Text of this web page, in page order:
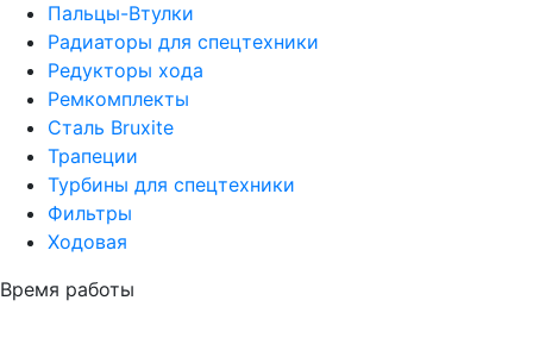
Пальцы-Втулки
Радиаторы для спецтехники
Редукторы хода
Ремкомплекты
Сталь Bruxite
Трапеции
Турбины для спецтехники
Фильтры
Ходовая
Время работы